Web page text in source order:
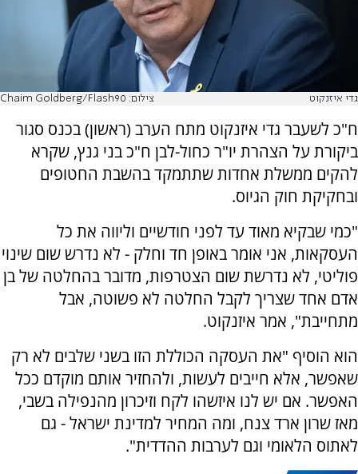
גדי איזנקוט צילום: Chaim Goldberg/Flash90
ח"כ לשעבר גדי איזנקוט מתח הערב (ראשון) בכנס סגור
ביקורת על הצהרת יו"ר כחול-לבן ח"כ בני גנץ, שקרא
להקים ממשלת אחדות שתתמקד בהשבת החטופים
ובחקיקת חוק הגיוס.
"כמי שבקיא מאוד עד לפני חודשיים וליווה את כל
העסקאות, אני אומר באופן חד וחלק - לא נדרש שום שינוי
פוליטי, לא נדרשת שום הצטרפות, מדובר בהחלטה של בן
אדם אחד שצריך לקבל החלטה לא פשוטה, אבל
מתחייבת", אמר איזנקוט.
הוא הוסיף "את העסקה הכוללת הזו בשני שלבים לא רק
שאפשר, אלא חייבים לעשות, ולהחזיר אותם מוקדם ככל
האפשר. אם יש לנו איזשהו לקח וזיכרון מהנפילה בשבי,
מאז שרון ארד צנח, ומה המחיר למדינת ישראל - גם
לאתוס הלאומי וגם לערבות ההדדית".